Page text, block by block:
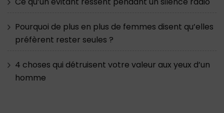
Pourquoi de plus en plus de femmes disent qu’elles
préfèrent rester seules ?
4 choses qui détruisent votre valeur aux yeux d’un
homme